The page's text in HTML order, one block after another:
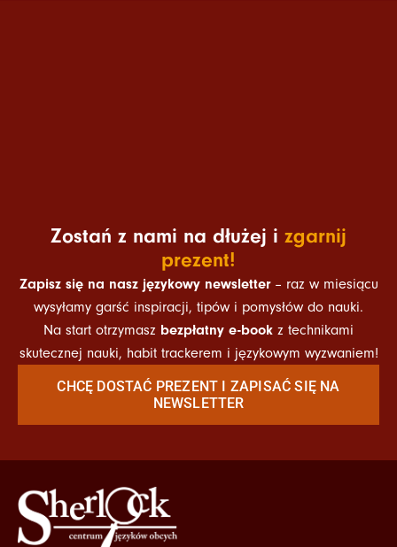
Zostań z nami na dłużej i zgarnij
prezent!
Zapisz się na nasz językowy newsletter– raz w miesiącu
wysyłamy garść inspiracji, tipów i pomysłów do nauki.
Na start otrzymasz bezpłatny e-book z technikami
skutecznej nauki, habit trackerem i językowym wyzwaniem!
CHCĘ DOSTAĆ PREZENT I ZAPISAĆ SIĘ NA
NEWSLETTER